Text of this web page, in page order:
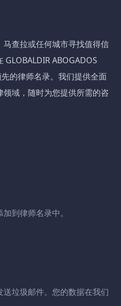
查拉或任何城市寻找值得信
ABOGADOS
的律师名录。我们提供全面
域，随时为您提供所需的咨
到律师名录中。
垃圾邮件。您的数据在我们